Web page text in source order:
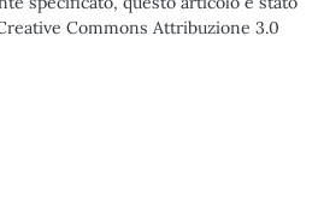
Commons Attribuzione 3.0